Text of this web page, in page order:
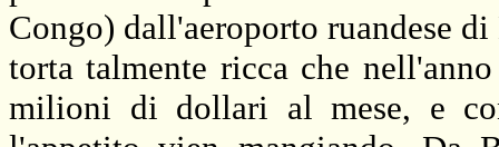
Congo) dall'aeroporto ruandese
torta talmente ricca che
milioni di dollari al mese, e